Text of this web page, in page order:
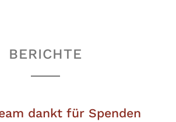
BERICHTE
dankt für Spenden